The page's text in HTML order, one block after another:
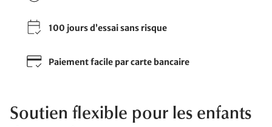
100 jours d’essai sans risque
Paiement facile par carte bancaire
Soutien flexible pour les enfants